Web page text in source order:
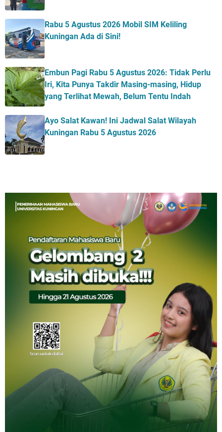
Rabu 5 Agustus 2026 Mobil SIM Keliling
Kuningan Ada di Sini!
Embun Pagi Rabu 5 Agustus 2026: Tidak Perlu
Iri, Kita Punya Takdir Masing-masing, Hidup
yang Terlihat Mewah, Belum Tentu Indah
Ayo Salat Kawan! Ini Jadwal Salat Wilayah
Kuningan Rabu 5 Agustus 2026